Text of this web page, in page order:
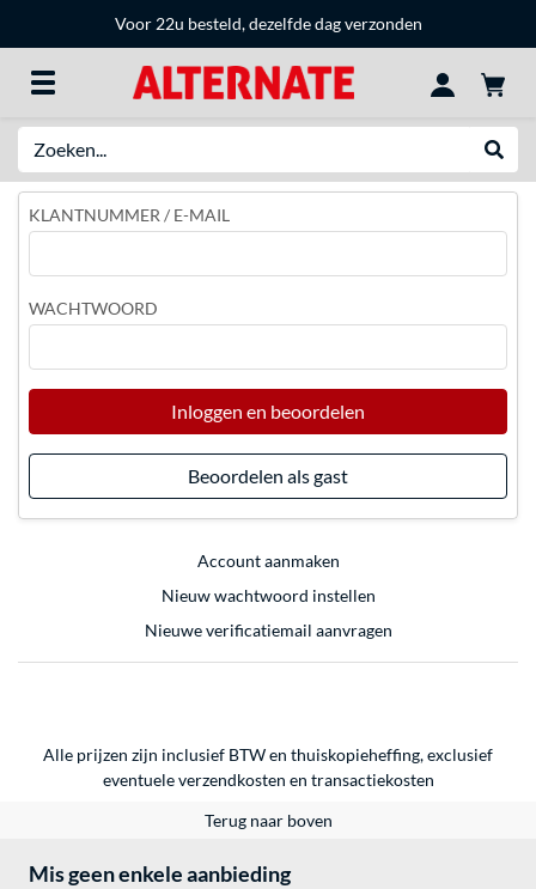
Voor 22u besteld, dezelfde dag verzonden
KLANTNUMMER / E-MAIL
WACHTWOORD
Inloggen en beoordelen
Beoordelen als gast
Account aanmaken
Nieuw wachtwoord instellen
Nieuwe verificatiemail aanvragen
Alle prijzen zijn inclusief BTW en thuiskopieheffing, exclusief
eventueleverzendkosten en transactiekosten
Terug naar boven
Mis geen enkele aanbieding